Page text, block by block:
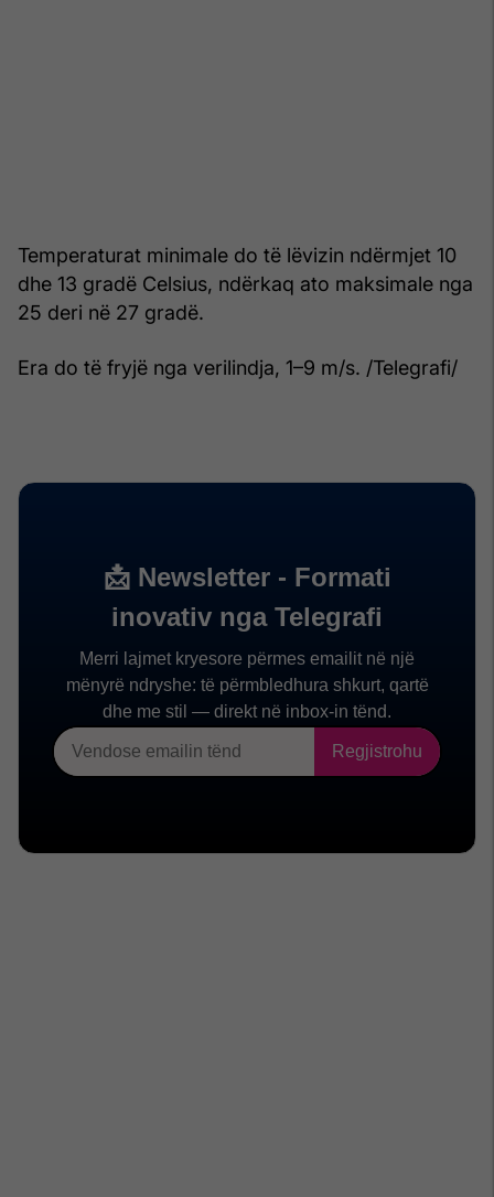
Temperaturat minimale do të lëvizin ndërmjet 10
dhe 13 gradë Celsius, ndërkaq ato maksimale nga
25 deri në 27 gradë.
Era do të fryjë nga verilindja, 1–9 m/s. /Telegrafi/